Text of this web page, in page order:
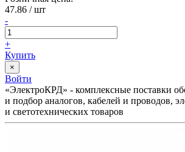
47.86 / шт
-
+
Купить
×
Войти
«ЭлектроКРД» - комплексные поставки
и подбор аналогов, кабелей и проводов,
и светотехнических товаров